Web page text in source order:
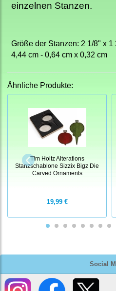
Social
einzelnen Stanzen.
Größe der Stanzen: 2 1/8" x 1
4,44 cm - 0,64 cm x 0,32 cm
Ähnliche Produkte:
Tim Holtz Alterations
Stanzschablone Sizzix Bigz Die
Carved Ornaments
19,99 €